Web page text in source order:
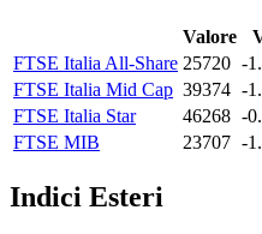
Valore
FTSE Italia All-Share 25720 -
FTSE Italia Mid Cap 39374 -
FTSE Italia Star
46268 -
FTSE MIB
23707 -
Indici Esteri